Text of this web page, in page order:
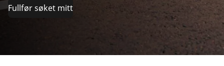
Fullfør søket mitt